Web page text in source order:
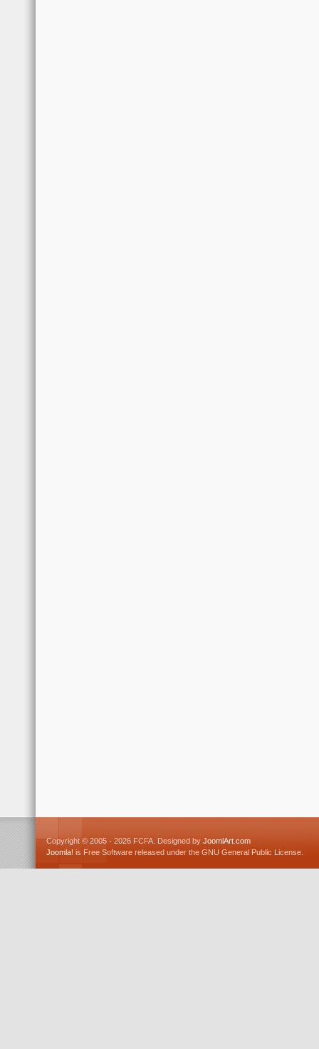
Copyright © 2005 - 2026 FCFA. Designed by JoomlArt.com
Joomla! is Free Software released under the GNU General Public License.